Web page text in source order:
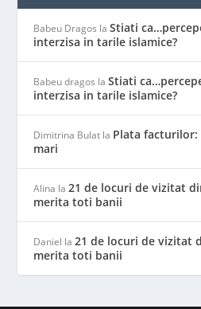
Babeu Dragos laStiati
interzisa in tarile islamice?
Babeu dragos laStiati
interzisa in tarile islamice?
Dimitrina Bulat la Plata facturilor:
mari
Alina la21 de locuri de vizitat
merita toti banii
Daniel la21 de locuri de vizitat
merita toti banii